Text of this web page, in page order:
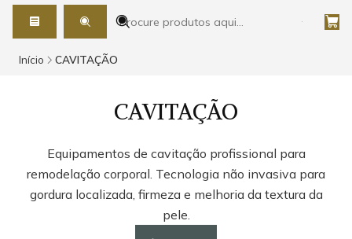
Início CAVITAÇÃO
CAVITAÇÃO
Equipamentos de cavitação profissional para
remodelação corporal. Tecnologia não invasiva para
gordura localizada, firmeza e melhoria da textura da
pele.